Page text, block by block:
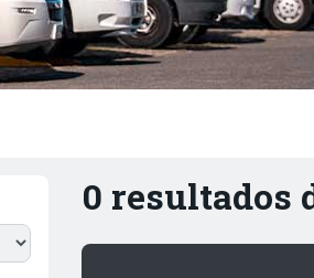
0 resultados